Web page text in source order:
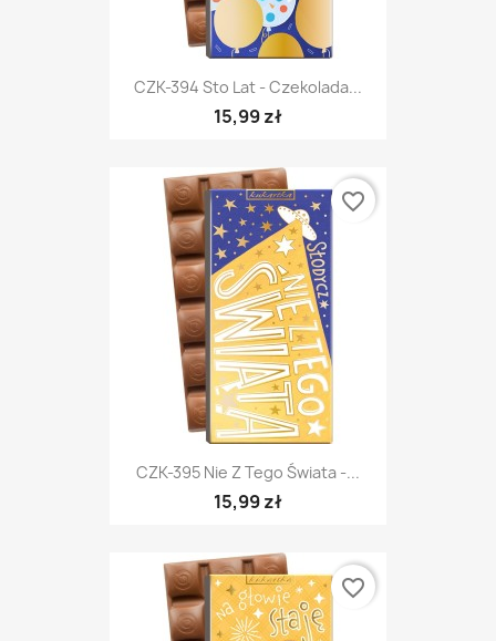
CZK-394 Sto Lat - Czekolada...
15,99 zł
CZK-395 Nie Z Tego Świata -...
15,99 zł
favorite_border
favorite_border